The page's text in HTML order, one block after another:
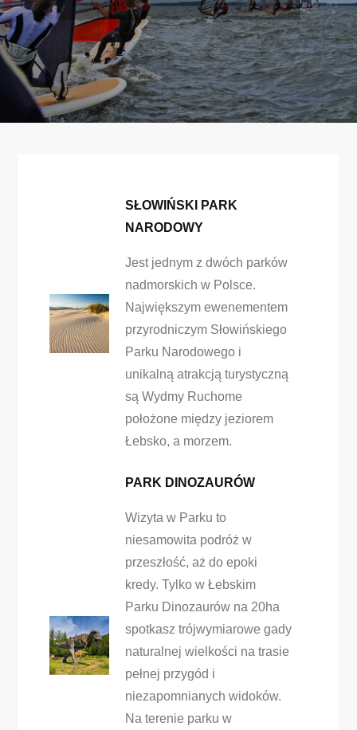
SŁOWIŃSKI PARK
NARODOWY
Jest jednym z dwóch parków
nadmorskich w Polsce.
Największym ewenementem
przyrodniczym Słowińskiego
Parku Narodowego i
unikalną atrakcją turystyczną
są Wydmy Ruchome
położone między jeziorem
Łebsko, a morzem.
PARK DINOZAURÓW
Wizyta w Parku to
niesamowita podróż w
przeszłość, aż do epoki
kredy. Tylko w Łebskim
Parku Dinozaurów na 20ha
spotkasz trójwymiarowe gady
naturalnej wielkości na trasie
pełnej przygód i
niezapomnianych widoków.
Na terenie parku w